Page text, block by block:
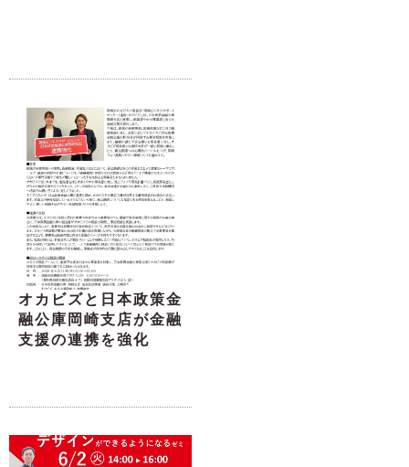
オカビズと日本政策金
融公庫岡崎支店が金融
支援の連携を強化